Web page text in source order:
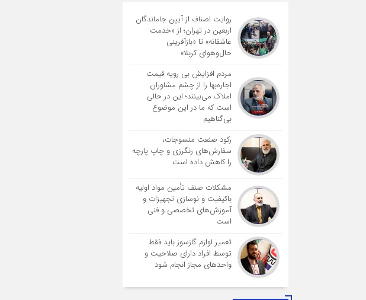
روایت اصناف از آیین جاماندگان
اربعین در تهران؛ از «خدمت
عاشقانه» تا «بازآفرینی
حال‌وهوای کربلا»
مردم افزایش بی رویه قیمت
اجاره‌بها را از چشم مشاوران
املاک می‌بینند؛ این در حالی
است که ما در این موضوع
بی‌گناهیم
رکود صنعت منسوجات،
سفارش‌های رنگرزی و چاپ پارچه
را کاهش داده است
مشکلات صنف تأمین مواد اولیه
باکیفیت و نوسازی تجهیزات و
آموزش‌های تخصصی و فنی
است
تعمیر لوازم گازسوز باید فقط
توسط افراد دارای صلاحیت و
واحدهای مجاز انجام شود